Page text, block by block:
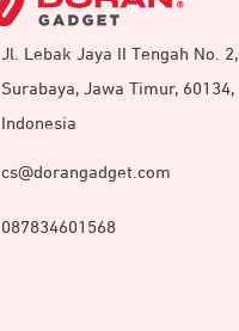
Jl. Lebak Jaya II Tengah No. 2,
Surabaya, Jawa Timur, 60134,
Indonesia
cs@dorangadget.com
087834601568